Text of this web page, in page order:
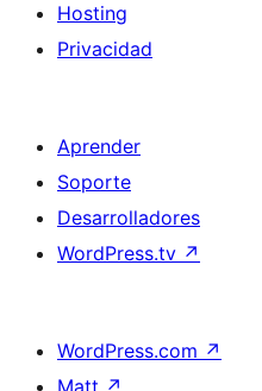
Hosting
Privacidad
Aprender
Soporte
Desarrolladores
WordPress.tv ↗
WordPress.com ↗
Matt ↗